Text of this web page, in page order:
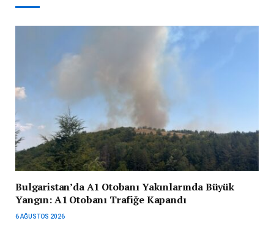
Bulgaristan’da A1 Otobanı Yakınlarında Büyük
Yangın: A1 Otobanı Trafiğe Kapandı
6 AĞUSTOS 2026